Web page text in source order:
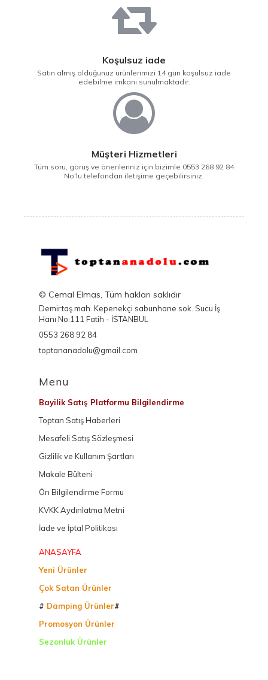
Koşulsuz iade
Satın almış olduğunuz ürünlerimizi 14 gün koşulsuz iade
edebilme imkanı sunulmaktadır.
Müşteri Hizmetleri
Tüm soru, görüş ve önerileriniz için bizimle 0553 268 92 84
No'lu telefondan iletişime geçebilirsiniz.
© Cemal Elmas, Tüm hakları saklıdır
Demirtaş mah. Kepenekçi sabunhane sok. Sucu İş
Hanı No:111 Fatih - İSTANBUL
0553 268 92 84
toptananadolu@gmail.com
Menu
Bayilik Satış Platformu Bilgilendirme
Toptan Satış Haberleri
Mesafeli Satış Sözleşmesi
Gizlilik ve Kullanım Şartları
Makale Bülteni
Ön Bilgilendirme Formu
KVKK Aydınlatma Metni
İade ve İptal Politikası
ANASAYFA
Yeni Ürünler
Çok Satan Ürünler
# Damping Ürünler#
Promosyon Ürünler
Sezonluk Ürünler